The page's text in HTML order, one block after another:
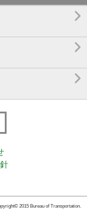



2015 Bureau of Transportation.